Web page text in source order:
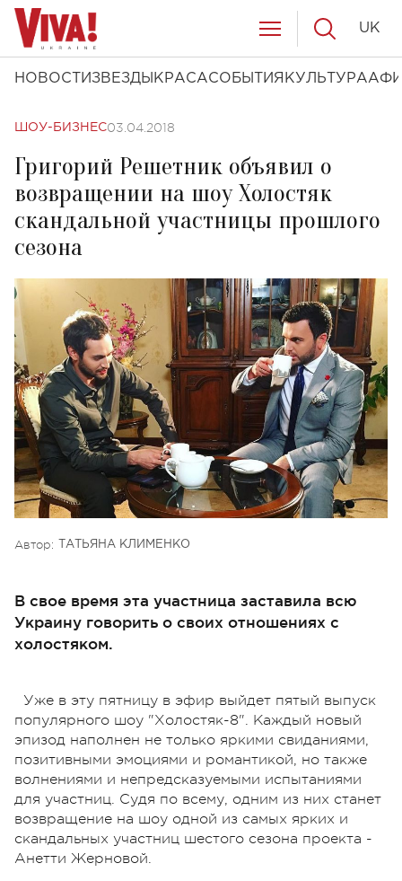
НОВОСТИ ЗВЕЗДЫ КРАСАСОБЫТИЯ КУЛЬТУРА
UK
ШОУ-БИЗНЕС03.04.2018
Григорий Решетник объявил о
возвращении на шоу Холостяк
скандальной участницы прошлого
сезона
Автор: ТАТЬЯНА КЛИМЕНКО
В свое время эта участница заставила всю
Украину говорить о своих отношениях с
холостяком.
Уже в эту пятницу в эфир выйдет пятый выпуск
популярного шоу "Холостяк-8". Каждый новый
эпизод наполнен не только яркими свиданиями,
позитивными эмоциями и романтикой, но также
волнениями и непредсказуемыми испытаниями
для участниц. Судя по всему, одним из них станет
возвращение на шоу одной из самых ярких и
скандальных участниц шестого сезона проекта -
Анетти Жерновой.